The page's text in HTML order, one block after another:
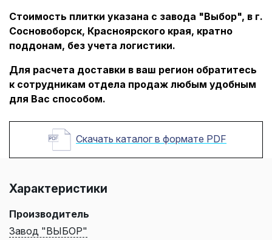
Стоимость плитки указана с завода "Выбор", в г.
Сосновоборск, Красноярского края, кратно
поддонам, без учета логистики.
Для расчета доставки в ваш регион обратитесь
к сотрудникам отдела продаж любым удобным
для Вас способом.
Скачать каталог в формате PDF
Характеристики
Производитель
Завод "ВЫБОР"